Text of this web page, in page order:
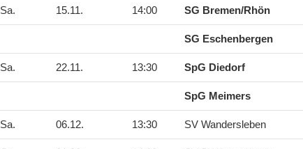
Sa. 15.11. 14:00 SG Bremen/Rhön
SG Eschenbergen
Sa. 22.11. 13:30 SpG Diedorf
SpG Meimers
Sa. 06.12. 13:30 SV Wandersleben